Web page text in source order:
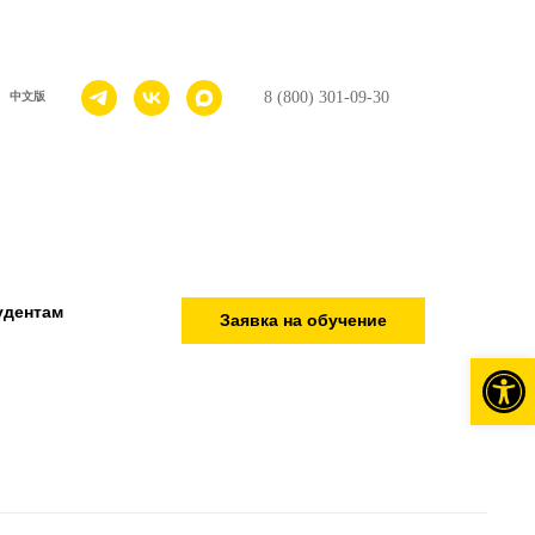
中文版 8 (800) 301-09-30
Заявка на обучение